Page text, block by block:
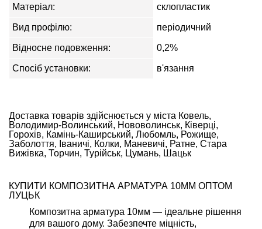
Матеріал: склопластик
Вид профілю: періодичний
Відносне подовження: 0,2%
Спосіб установки: в'язання
Доставка товарів здійснюється у міста Ковель,
Володимир-Волинський, Нововолинськ, Ківерці,
Горохів, Камінь-Каширський, Любомль, Рожище,
Заболоття, Іваничі, Колки, Маневичі, Ратне, Стара
Вижівка, Торчин, Турійськ, Цумань, Шацьк
КУПИТИ КОМПОЗИТНА АРМАТУРА 10ММ ОПТОМ
ЛУЦЬК
Композитна арматура 10мм — ідеальне рішення
для вашого дому. Забезпечте міцність,